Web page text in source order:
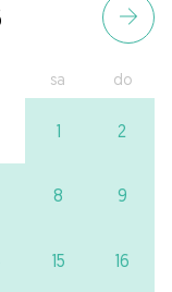
sa do
1 2
8 9
15 16